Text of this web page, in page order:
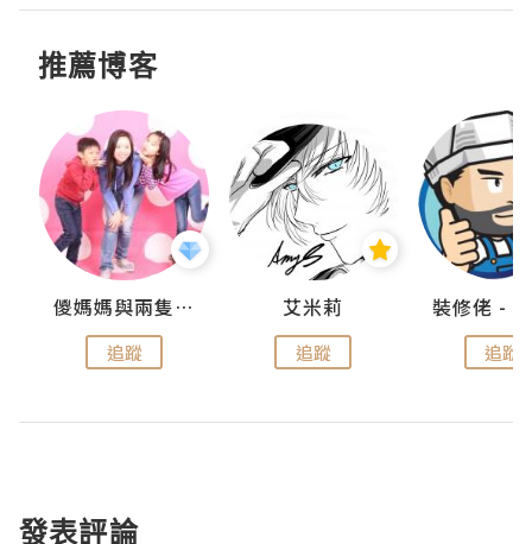
推薦博客
儍媽媽與兩隻小魔怪之家
追蹤
艾米莉
追蹤 追蹤
發表評論